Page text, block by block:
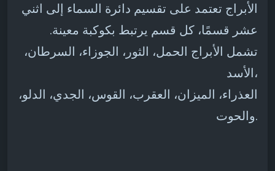
الأبراج تعتمد على تقسيم دائرة السماء إلى اثني
عشر قسمًا، كل قسم يرتبط بكوكبة معينة.
تشمل الأبراج الحمل، الثور، الجوزاء، السرطان،
الأسد،
العذراء، الميزان، العقرب، القوس، الجدي، الدلو،
والحوت.